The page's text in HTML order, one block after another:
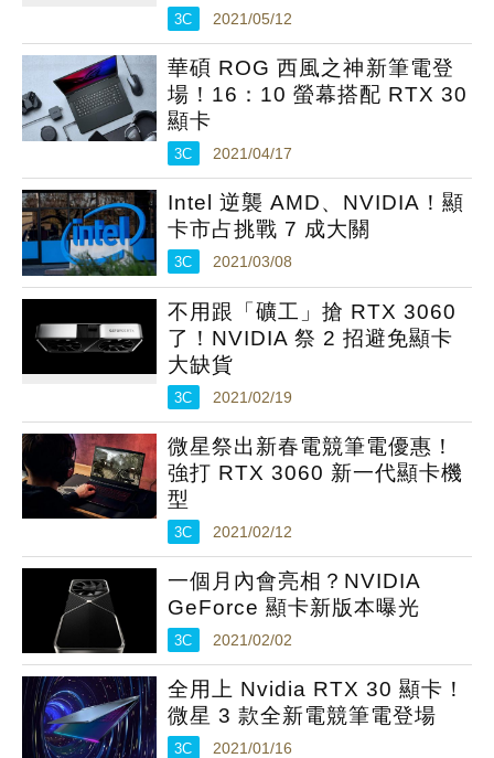
3C 2021/05/12
華碩 ROG 西風之神新筆電登
場！16：10 螢幕搭配 RTX 30
顯卡
3C 2021/04/17
Intel 逆襲 AMD、NVIDIA！顯
卡市占挑戰 7 成大關
3C 2021/03/08
不用跟「礦工」搶 RTX 3060
了！NVIDIA 祭 2 招避免顯卡
大缺貨
3C 2021/02/19
微星祭出新春電競筆電優惠！
強打 RTX 3060 新一代顯卡機
型
3C 2021/02/12
一個月內會亮相？NVIDIA
GeForce 顯卡新版本曝光
3C 2021/02/02
全用上 Nvidia RTX 30 顯卡！
微星 3 款全新電競筆電登場
3C 2021/01/16